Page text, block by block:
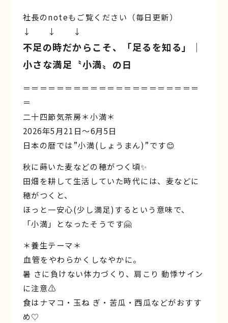
社長のnoteもご覧ください（毎日更新）
↓ ↓ ↓
不足の時だからこそ、「足るを知る」｜
小さな満足〝小満〟の日
＝＝＝＝＝＝＝＝＝＝＝＝＝＝＝＝＝＝＝＝＝
＝
二十四節気茶房＊小満＊
2026年5月21日〜6月5日
日本の暦では”小満(しょうまん)”です😊
秋に蒔いた麦などの穂がつく頃✨
田畑を耕して生活していた時代には、麦などに
穂がつくと、
ほっと一安心(少し満足)するという意味で、
「小満」となったそうです🤗
＊養生テーマ＊
︎⾎管をやわらかくしなやかに。
暑 さに負けない体⼒づくり、肩こり 動悸サイン
に注意⚠️
食はナマコ・⽟ね ぎ・苦⽠・⻄⽠などがおすす
め♡